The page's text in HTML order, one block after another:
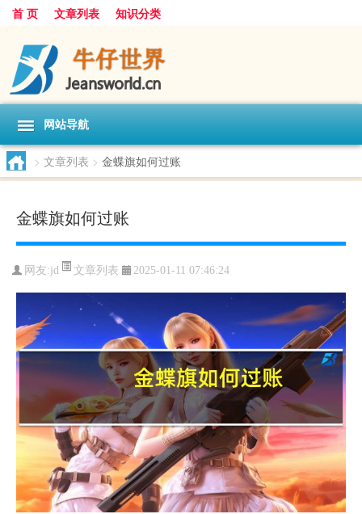
首 页 文章列表 知识分类
网站导航
> 文章列表 > 金蝶旗如何过账
金蝶旗如何过账
网友:jd 文章列表 2025-01-11 07:46:24